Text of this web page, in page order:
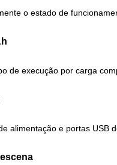
o estado de
de execução por carga
alimentação e portas